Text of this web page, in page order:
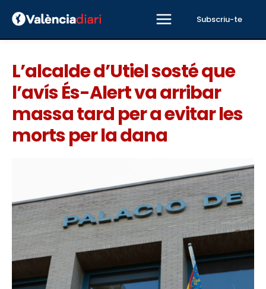
Subscriu-te
L’alcalde d’Utiel sosté que
l’avís És-Alert va arribar
massa tard per a evitar les
morts per la dana